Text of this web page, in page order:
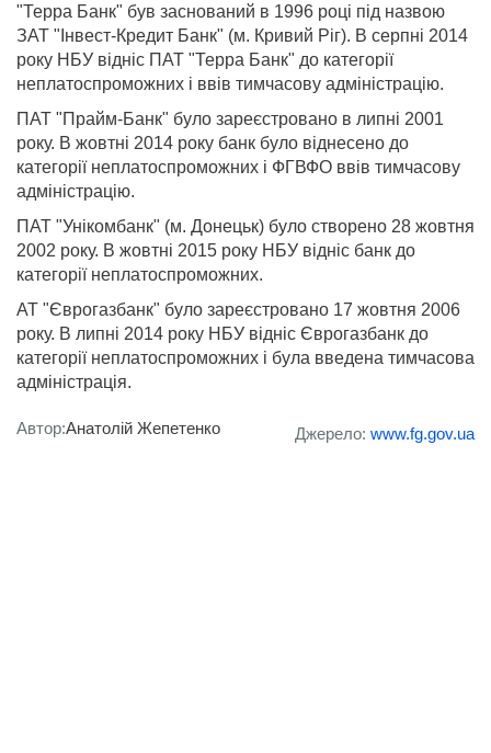
"Терра Банк" був заснований в 1996 році під назвою
ЗАТ "Інвест-Кредит Банк" (м. Кривий Ріг). В серпні 2014
року НБУ відніс ПАТ "Терра Банк" до категорії
неплатоспроможних і ввів тимчасову адміністрацію.
ПАТ "Прайм-Банк" було зареєстровано в липні 2001
року. В жовтні 2014 року банк було віднесено до
категорії неплатоспроможних і ФГВФО ввів тимчасову
адміністрацію.
ПАТ "Унікомбанк" (м. Донецьк) було створено 28 жовтня
2002 року. В жовтні 2015 року НБУ відніс банк до
категорії неплатоспроможних.
АТ "Єврогазбанк" було зареєстровано 17 жовтня 2006
року. В липні 2014 року НБУ відніс Єврогазбанк до
категорії неплатоспроможних і була введена тимчасова
адміністрація.
Автор:Анатолій Жепетенко Джерело: www.fg.gov.ua